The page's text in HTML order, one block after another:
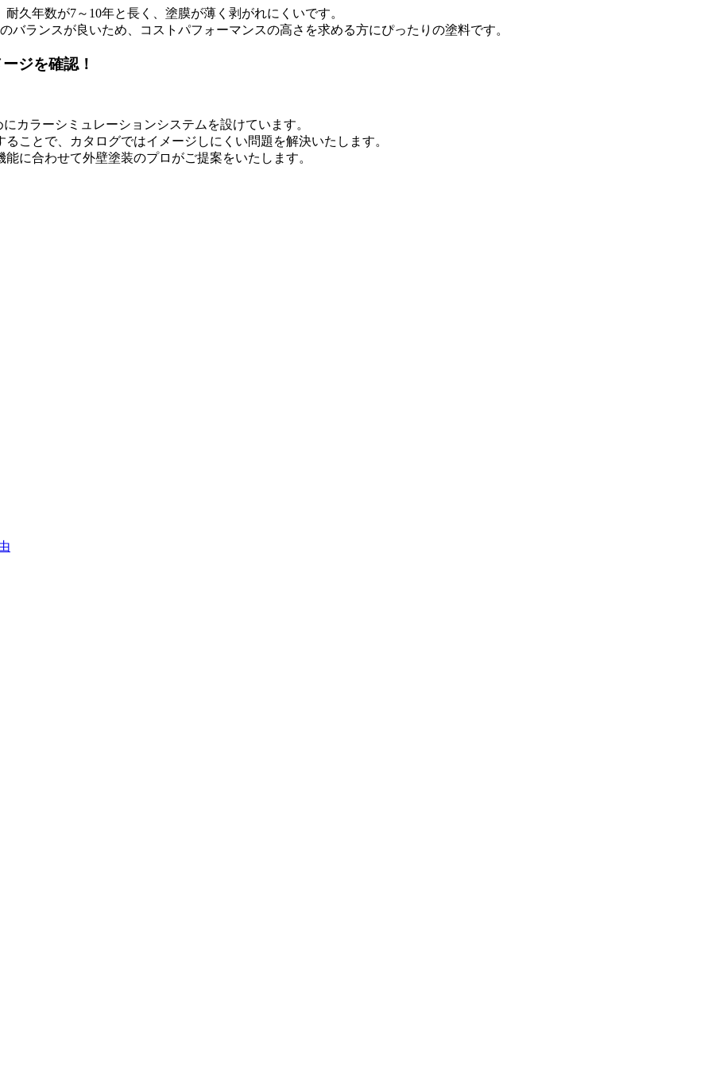
久年数が7～10年と長く、塗膜が薄く剥がれにくいです。
ランスが良いため、コストパフォーマンスの高さを求める方にぴったりの塗料です。
ジを確認！
カラーシミュレーションシステムを設けています。
ことで、カタログではイメージしにくい問題を解決いたします。
に合わせて外壁塗装のプロがご提案をいたします。